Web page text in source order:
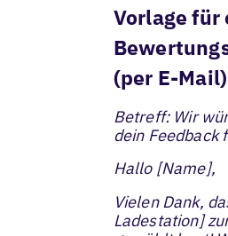
Vorlage für
(per E-Mail)
Betreff: Wir
dein Feedback
Hallo [Name],
Vielen Dank,
Ladestation]